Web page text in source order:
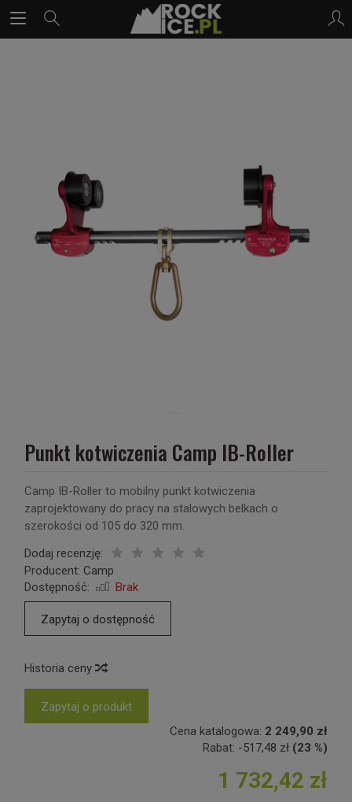
Punkt kotwiczenia Camp IB-Roller
Camp IB-Roller to mobilny punkt kotwiczenia
zaprojektowany do pracy na stalowych belkach o
szerokości od 105 do 320 mm.
Dodaj recenzję:
Producent: Camp
Dostępność:
Brak
Zapytaj o dostępność
Historia ceny
Zapytaj o produkt
Cena katalogowa: 2 249,90 zł
Rabat: -517,48 zł (23 %)
1 732,42 zł